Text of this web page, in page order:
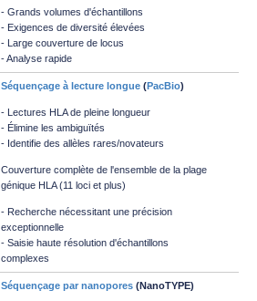
- Grands volumes d'échantillons
- Exigences de diversité élevées
- Large couverture de locus
- Analyse rapide
Séquençage à lecture longue(PacBio)
- Lectures HLA de pleine longueur
- Élimine les ambiguïtés
- Identifie des allèles rares/novateurs
Couverture complète de l'ensemble de la plage
génique HLA (11 loci et plus)
- Recherche nécessitant une précision
exceptionnelle
- Saisie haute résolution d'échantillons
complexes
Séquençage par nanopores (NanoTYPE)